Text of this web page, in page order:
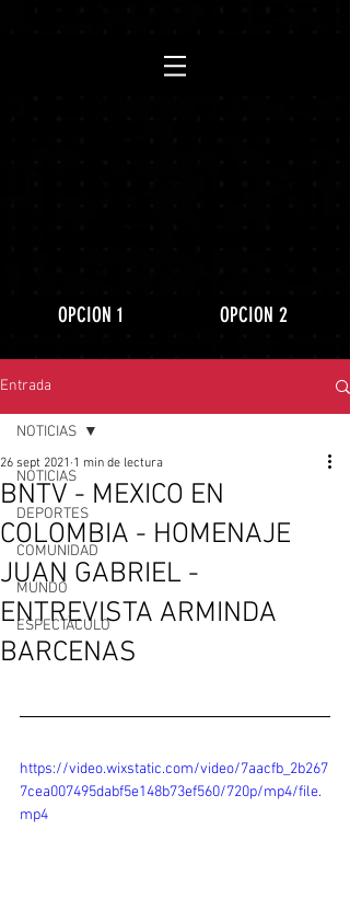
OPCION 1 OPCION 2
Entrada
NOTICIAS
DEPORTES
COMUNIDAD
MUNDO
ESPECTÀCULO
NOTICIAS
BNTV - MEXICO EN
COLOMBIA - HOMENAJE
JUAN GABRIEL -
ENTREVISTA ARMINDA
BARCENAS
26 sept 2021 1 min de lectura
https://video.wixstatic.com/video/7aacfb_2b267
7cea007495dabf5e148b73ef560/720p/mp4/file.
mp4